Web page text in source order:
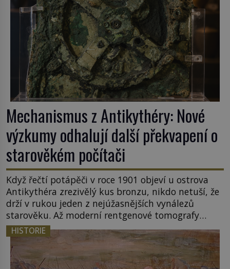
Mechanismus z Antikythéry: Nové
výzkumy odhalují další překvapení o
starověkém počítači
Když řečtí potápěči v roce 1901 objeví u ostrova
Antikythéra zrezivělý kus bronzu, nikdo netuší, že
drží v rukou jeden z nejúžasnějších vynálezů
starověku. Až moderní rentgenové tomografy
odhalí desítky ozubených kol ukrytých uvnitř.
Mechanismus z Antikythéry je dnes považován za
nejstarší známý analogový počítač na světě. Přesto
ani po více než sto letech výzkumu […]
HISTORIE